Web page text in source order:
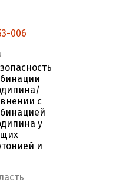
006
с
у
и